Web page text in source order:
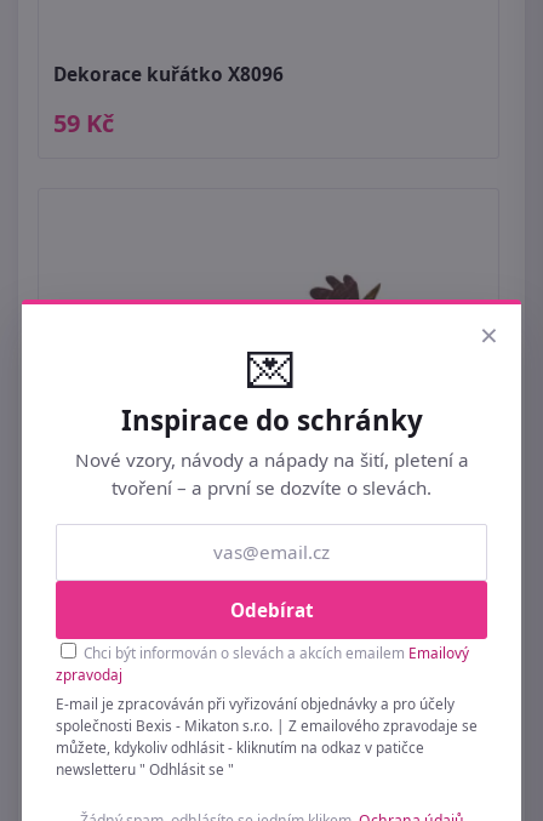
Dekorace kuřátko X8096
59 Kč
Dekorace slepička K4792/1 - 10×9×3
89 Kč
×
💌
Inspirace do schránky
Nové vzory, návody a nápady na šití, pletení a
tvoření – a první se dozvíte o slevách.
Odebírat
Chci být informován o slevách a akcích emailem Emailový
zpravodaj
E-mail je zpracováván při vyřizování objednávky a pro účely
společnosti Bexis - Mikaton s.r.o. | Z emailového zpravodaje se
můžete, kdykoliv odhlásit - kliknutím na odkaz v patičce
newsletteru " Odhlásit se "